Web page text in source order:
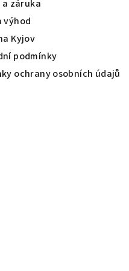
záruka
výhod
Kyjov
podmínky
ochrany osobních údajů